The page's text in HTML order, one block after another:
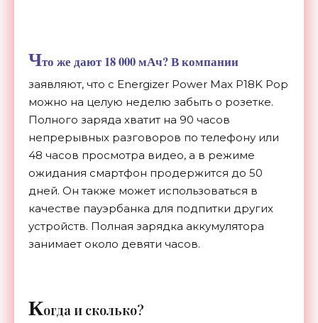
Что же дают 18 000 мАч? В компании
заявляют, что с Energizer Power Max P18K Pop
можно на целую неделю забыть о розетке.
Полного заряда хватит на 90 часов
непрерывных разговоров по телефону или
48 часов просмотра видео, а в режиме
ожидания смартфон продержится до 50
дней. Он также может использоваться в
качестве пауэрбанка для подпитки других
устройств. Полная зарядка аккумулятора
занимает около девяти часов.
Когда и сколько?